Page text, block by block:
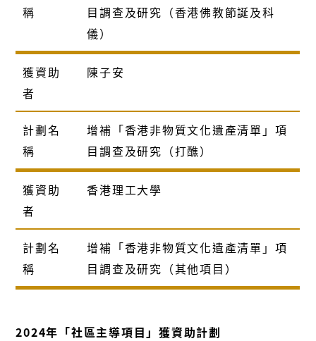
稱
目調查及研究（香港佛教節誕及科
儀）
獲資助
者
陳子安
計劃名
稱
增補「香港非物質文化遺產清單」項
目調查及研究（打醮）
獲資助
者
香港理工大學
計劃名
稱
增補「香港非物質文化遺產清單」項
目調查及研究（其他項目）
2024年「社區主導項目」獲資助計劃